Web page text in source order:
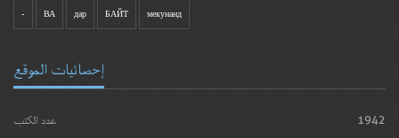
- ВА дар БАЙТ мекунанд
إحصائيات الموقع
عدد الكتب 1942